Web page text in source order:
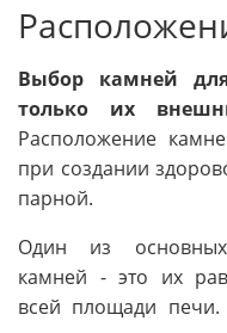
Выбор камней
только их
Расположение
при создании
парной.
Один из
камней - это их
всей площади